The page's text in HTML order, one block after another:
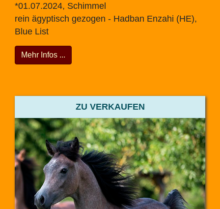
*01.07.2024, Schimmel
rein ägyptisch gezogen - Hadban Enzahi (HE),
Blue List
Mehr Infos ...
ZU VERKAUFEN